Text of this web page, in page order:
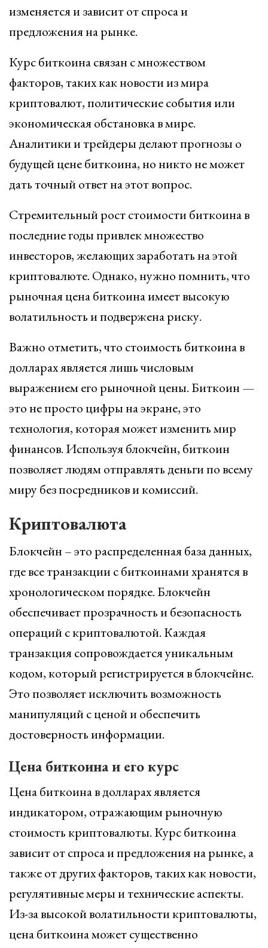
изменяется и зависит от спроса и
предложения на рынке.
Курс биткоина связан с множеством
факторов, таких как новости из мира
криптовалют, политические события или
экономическая обстановка в мире.
Аналитики и трейдеры делают прогнозы о
будущей цене биткоина, но никто не может
дать точный ответ на этот вопрос.
Стремительный рост стоимости биткоина в
последние годы привлек множество
инвесторов, желающих заработать на этой
криптовалюте. Однако, нужно помнить, что
рыночная цена биткоина имеет высокую
волатильность и подвержена риску.
Важно отметить, что стоимость биткоина в
долларах является лишь числовым
выражением его рыночной цены. Биткоин —
это не просто цифры на экране, это
технология, которая может изменить мир
финансов. Используя блокчейн, биткоин
позволяет людям отправлять деньги по всему
миру без посредников и комиссий.
Криптовалюта
Блокчейн – это распределенная база данных,
где все транзакции с биткоинами хранятся в
хронологическом порядке. Блокчейн
обеспечивает прозрачность и безопасность
операций с криптовалютой. Каждая
транзакция сопровождается уникальным
кодом, который регистрируется в блокчейне.
Это позволяет исключить возможность
манипуляций с ценой и обеспечить
достоверность информации.
Цена биткоина и его курс
Цена биткоина в долларах является
индикатором, отражающим рыночную
стоимость криптовалюты. Курс биткоина
зависит от спроса и предложения на рынке, а
также от других факторов, таких как новости,
регулятивные меры и технические аспекты.
Из-за высокой волатильности криптовалюты,
цена биткоина может существенно